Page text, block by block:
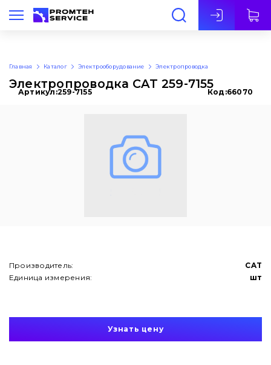
Рус
Главная Каталог Электрооборудование Электропроводка
Электропроводка CAT 259-7155
Артикул:259-7155 Код:66070
Производитель:
CAT
Единица измерения:
шт
Узнать цену